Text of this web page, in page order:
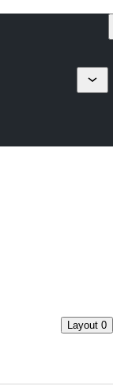
Layout 0